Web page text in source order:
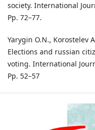
society. International
Pp. 72–77.
Yarygin O.N., Korostelev
Elections and russian
voting. International
Pp. 52–57